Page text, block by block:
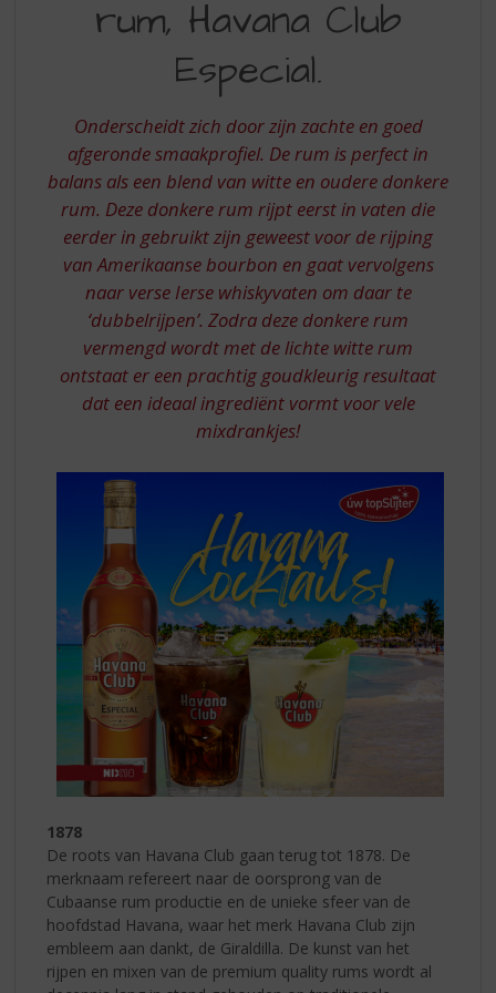
GOUDEN
CLUB
ESPECIAL
rum, Havana Club
Especial.
Onderscheidt zich door zijn zachte en goed
afgeronde smaakprofiel. De rum is perfect in
balans als een blend van witte en oudere donkere
rum. Deze donkere rum rijpt eerst in vaten die
eerder in gebruikt zijn geweest voor de rijping
van Amerikaanse bourbon en gaat vervolgens
naar verse Ierse whiskyvaten om daar te
‘dubbelrijpen’. Zodra deze donkere rum
vermengd wordt met de lichte witte rum
ontstaat er een prachtig goudkleurig resultaat
dat een ideaal ingrediënt vormt voor vele
mixdrankjes!
1878
De roots van Havana Club gaan terug tot 1878. De
merknaam refereert naar de oorsprong van de
Cubaanse rum productie en de unieke sfeer van de
hoofdstad Havana, waar het merk Havana Club zijn
embleem aan dankt, de Giraldilla. De kunst van het
rijpen en mixen van de premium quality rums wordt al